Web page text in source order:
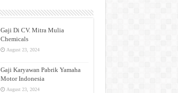
Gaji Di CV. Mitra Mulia
Chemicals
August 23, 2024
Gaji Karyawan Pabrik Yamaha
Motor Indonesia
August 23, 2024